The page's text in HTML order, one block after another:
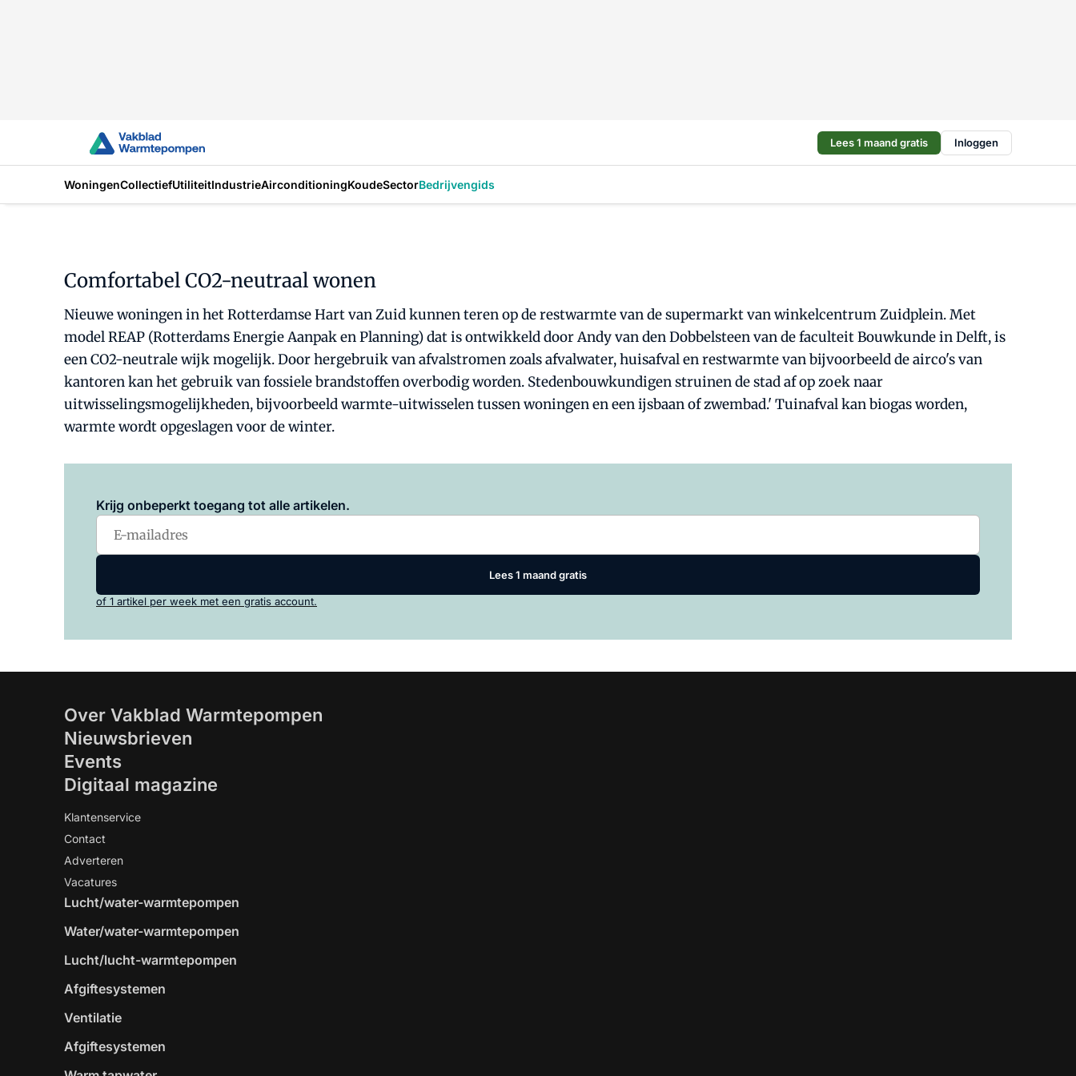
Lees 1 maand gratis Inloggen
WoningenCollectiefUtiliteitIndustrieAirconditioningKoudeSectorBedrijvengids
Comfortabel CO2-neutraal wonen
Nieuwe woningen in het Rotterdamse Hart van Zuid kunnen teren op de restwarmte van de supermarkt van winkelcentrum Zuidplein. Met
model REAP (Rotterdams Energie Aanpak en Planning) dat is ontwikkeld door Andy van den Dobbelsteen van de faculteit Bouwkunde in Delft, is
een CO2-neutrale wijk mogelijk. Door hergebruik van afvalstromen zoals afvalwater, huisafval en restwarmte van bijvoorbeeld de airco's van
kantoren kan het gebruik van fossiele brandstoffen overbodig worden. Stedenbouwkundigen struinen de stad af op zoek naar
uitwisselingsmogelijkheden, bijvoorbeeld warmte-uitwisselen tussen woningen en een ijsbaan of zwembad.' Tuinafval kan biogas worden,
warmte wordt opgeslagen voor de winter.
Krijg onbeperkt toegang tot alle artikelen.
Lees 1 maand gratis
of 1 artikel per week met een gratis account.
Over Vakblad Warmtepompen
Nieuwsbrieven
Events
Digitaal magazine
Klantenservice
Contact
Adverteren
Vacatures
Lucht/water-warmtepompen
Water/water-warmtepompen
Lucht/lucht-warmtepompen
Afgiftesystemen
Ventilatie
Afgiftesystemen